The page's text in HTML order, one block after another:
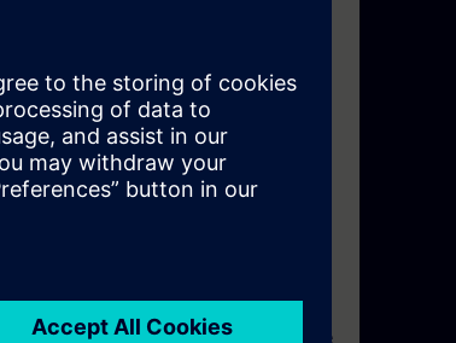
instâncias, empregando a engenharia
de tipo-instância.
funções técnicas “Tipos de Fases de
EPH para alocar um EM compartilhado
de controle e engenharia de controle de